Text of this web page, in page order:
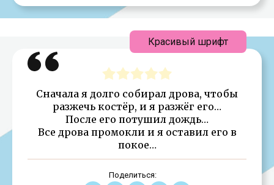
Сначала я долго собирал дрова, чтобы
разжечь костёр, и я разжёг его…
После его потушил дождь…
Все дрова промокли и я оставил его в
покое…
Поделиться:
Красивый шрифт